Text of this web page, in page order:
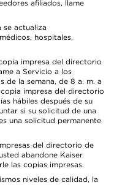
afiliados, llame
se actualiza
hospitales,
impresa del directorio
a Servicio a los
de la semana, de 8 a. m. a
impresa del directorio
hábiles después de su
si su solicitud de una
una solicitud permanente
del directorio de
abandone Kaiser
las copias impresas.
niveles de calidad, la